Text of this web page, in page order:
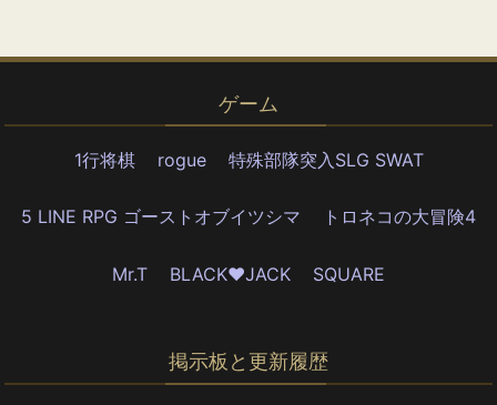
ゲーム
1行将棋 rogue 特殊部隊突入SLG SWAT
5 LINE RPG ゴーストオブイツシマ トロネコの大冒険4
Mr.T BLACK♥JACK SQUARE
掲示板と更新履歴